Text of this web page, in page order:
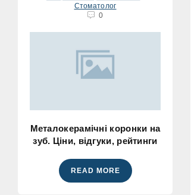
Стоматолог
0
Металокерамічні коронки на
зуб. Ціни, відгуки, рейтинги
READ MORE